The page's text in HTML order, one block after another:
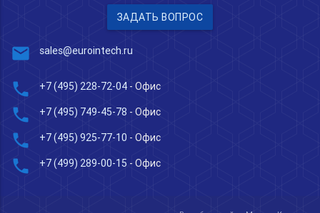
ЗАДАТЬ ВОПРОС
mail sales@eurointech.ru
phone +7 (495) 228-72-04 - Офис
phone +7 (495) 749-45-78 - Офис
phone +7 (495) 925-77-10 - Офис
phone +7 (499) 289-00-15 - Офис